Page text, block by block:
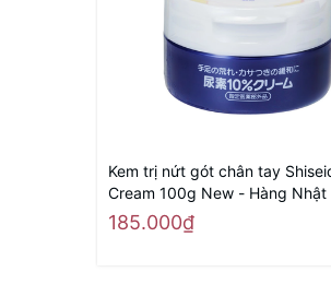
Kem trị nứt gót chân tay
Cream 100g New - Hàng Nhật
185.000₫